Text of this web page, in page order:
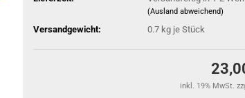
(Ausland abweichend)
Versandgewicht: 0.7 kg je Stück
inkl. 19% MwSt.